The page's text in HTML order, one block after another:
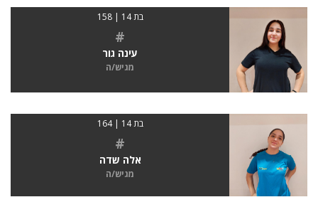
בת 14 | 158
#
עינה גור
מגיש/ה
בת 14 | 164
#
אלה שדה
מגיש/ה